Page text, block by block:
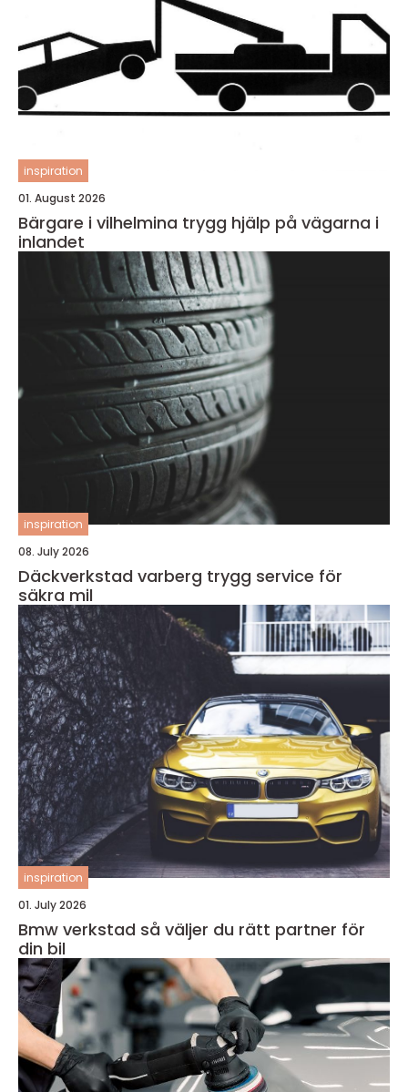
inspiration
01. August 2026
Bärgare i vilhelmina trygg hjälp på vägarna i
inlandet
inspiration
08. July 2026
Däckverkstad varberg trygg service för
säkra mil
inspiration
01. July 2026
Bmw verkstad så väljer du rätt partner för
din bil